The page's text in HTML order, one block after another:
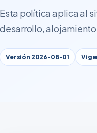
Esta política aplica al
desarrollo,
Versión 2026-08-01